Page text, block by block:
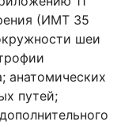
(ИМТ 35
шеи
анатомических
путей;